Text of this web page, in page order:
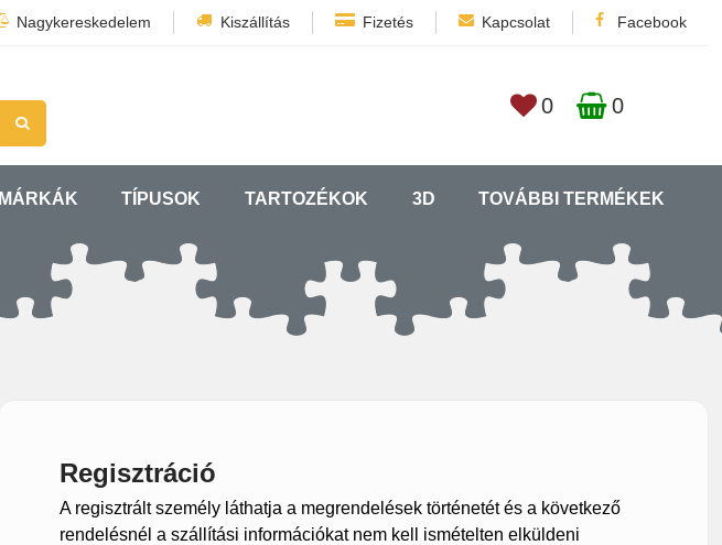
Nagykereskedelem Kiszállítás Fizetés Kapcsolat Facebook
0 0
MÁRKÁK TÍPUSOK TARTOZÉKOK 3D TOVÁBBI TERMÉKEK
Regisztráció
A regisztrált személy láthatja a megrendelések történetét és a következő
rendelésnél a szállítási információkat nem kell ismételten elküldeni